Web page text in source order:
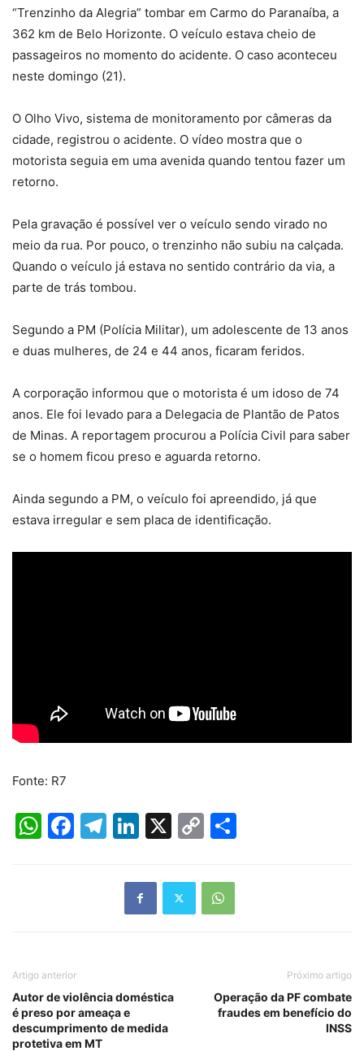
“Trenzinho da Alegria” tombar em Carmo do Paranaíba, a
362 km de Belo Horizonte. O veículo estava cheio de
passageiros no momento do acidente. O caso aconteceu
neste domingo (21).
O Olho Vivo, sistema de monitoramento por câmeras da
cidade, registrou o acidente. O vídeo mostra que o
motorista seguia em uma avenida quando tentou fazer um
retorno.
Pela gravação é possível ver o veículo sendo virado no
meio da rua. Por pouco, o trenzinho não subiu na calçada.
Quando o veículo já estava no sentido contrário da via, a
parte de trás tombou.
Segundo a PM (Polícia Militar), um adolescente de 13 anos
e duas mulheres, de 24 e 44 anos, ficaram feridos.
A corporação informou que o motorista é um idoso de 74
anos. Ele foi levado para a Delegacia de Plantão de Patos
de Minas. A reportagem procurou a Polícia Civil para saber
se o homem ficou preso e aguarda retorno.
Ainda segundo a PM, o veículo foi apreendido, já que
estava irregular e sem placa de identificação.
Fonte: R7
WhatsApp
Facebook
Telegram
LinkedIn
X
Copy
Artigo anterior
Autor de violência doméstica
é preso por ameaça e
descumprimento de medida
protetiva em MT
Próximo artigo
Operação da PF combate
fraudes em benefício do
INSS